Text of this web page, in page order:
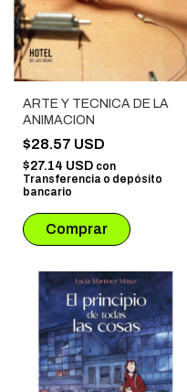
ARTE Y TECNICA DE LA
ANIMACION
$28.57 USD
$27.14 USD con
Transferencia o depósito
bancario